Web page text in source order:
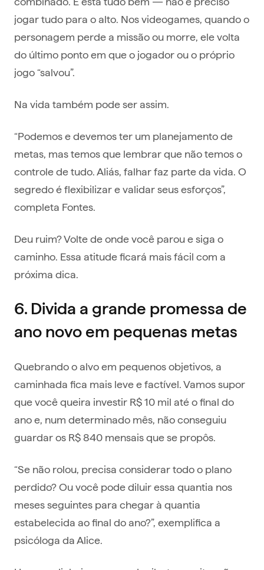
jogar tudo para o alto. Nos videogames, quando o
personagem perde a missão ou morre, ele volta
do último ponto em que o jogador ou o próprio
jogo “salvou”.
Na vida também pode ser assim.
“Podemos e devemos ter um planejamento de
metas, mas temos que lembrar que não temos o
controle de tudo. Aliás, falhar faz parte da vida. O
segredo é flexibilizar e validar seus esforços”,
completa Fontes.
Deu ruim? Volte de onde você parou e siga o
caminho. Essa atitude ficará mais fácil com a
próxima dica.
6. Divida a grande promessa de
ano novo em pequenas metas
Quebrando o alvo em pequenos objetivos, a
caminhada fica mais leve e factível. Vamos supor
que você queira investir R$ 10 mil até o final do
ano e, num determinado mês, não conseguiu
guardar os R$ 840 mensais que se propôs.
“Se não rolou, precisa considerar todo o plano
perdido? Ou você pode diluir essa quantia nos
meses seguintes para chegar à quantia
estabelecida ao final do ano?”, exemplifica a
psicóloga da Alice.